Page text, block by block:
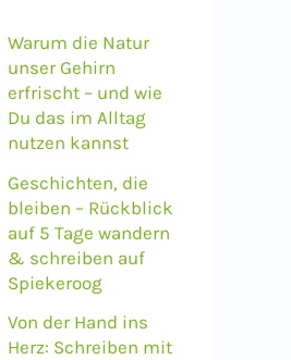
a
c
h
:
Warum die Natur
unser Gehirn
erfrischt – und wie
Du das im Alltag
nutzen kannst
Geschichten, die
bleiben – Rückblick
auf 5 Tage wandern
& schreiben auf
Spiekeroog
Von der Hand ins
Herz: Schreiben mit